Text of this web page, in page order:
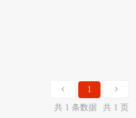
1
共 1 条数据
共 1 页